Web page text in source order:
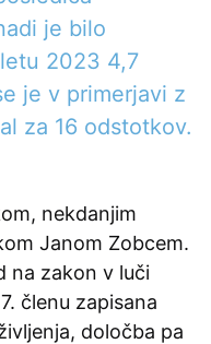
je bilo
2023 4,7
je v primerjavi z
za 16 odstotkov.
nekdanjim
Janom Zobcem.
na zakon v luči
členu zapisana
določba pa